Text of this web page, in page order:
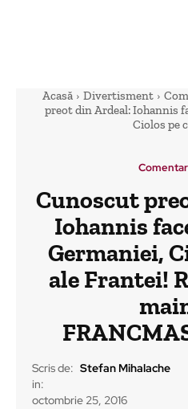
Acasă Divertisment
preot din Ardeal: Iohannis
Ciolos pe
Cunoscut
Iohannis
Germaniei,
ale Frantei!
Scris de: Stefan Mihalache
in:
octombrie 25, 2016